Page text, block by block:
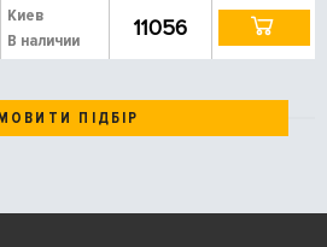
Киев
В наличии
11056
ПІДБІР